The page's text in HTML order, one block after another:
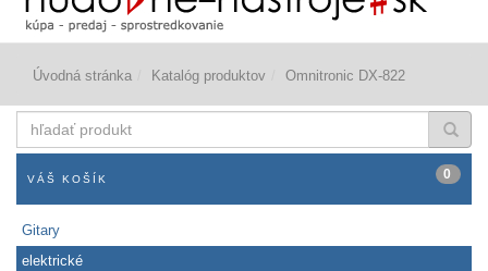
Úvodná stránka Katalóg produktov Omnitronic DX-822
produkt
VÁŠ KOŠÍK 0
Gitary
elektrické